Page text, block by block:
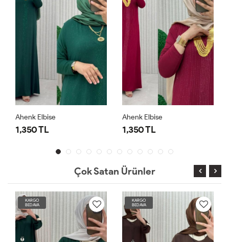
Ahenk Elbise
1,350 TL
Ahenk Elbise
1,350 TL
Çok Satan Ürünler
KARGO
BEDAVA
KARGO
BEDAVA